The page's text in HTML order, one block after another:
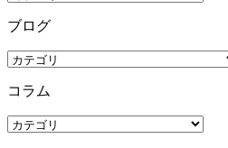
ブログ
コラム